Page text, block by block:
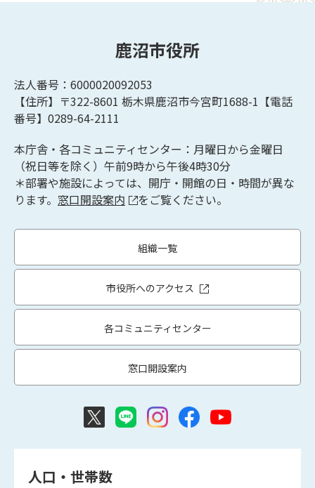
鹿沼市役所
法人番号：6000020092053
【住所】〒322-8601 栃木県鹿沼市今宮町1688-1【電話
番号】0289-64-2111
本庁舎・各コミュニティセンター：月曜日から金曜日
（祝日等を除く）午前9時から午後4時30分
＊部署や施設によっては、開庁・開館の日・時間が異な
ります。 窓口開設案内 をご覧ください。
組織一覧
市役所へのアクセス
各コミュニティセンター
窓口開設案内
人口・世帯数